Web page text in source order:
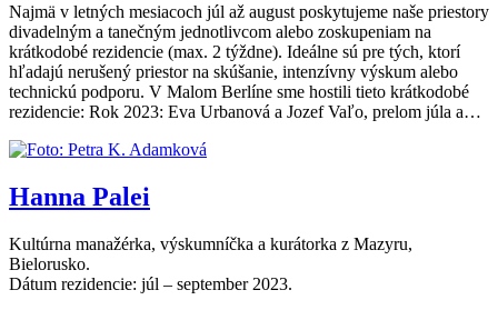
Najmä v letných mesiacoch júl až august poskytujeme naše priestory
divadelným a tanečným jednotlivcom alebo zoskupeniam na
krátkodobé rezidencie (max. 2 týždne). Ideálne sú pre tých, ktorí
hľadajú nerušený priestor na skúšanie, intenzívny výskum alebo
technickú podporu. V Malom Berlíne sme hostili tieto krátkodobé
rezidencie: Rok 2023: Eva Urbanová a Jozef Vaľo, prelom júla a…
Hanna Palei
Kultúrna manažérka, výskumníčka a kurátorka z Mazyru,
Bielorusko.
Dátum rezidencie: júl – september 2023.